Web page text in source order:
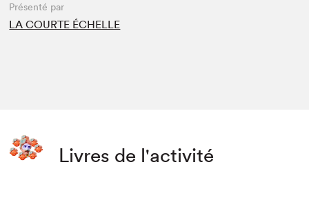
Présenté par
LA COURTE ÉCHELLE
Livres de l'activité